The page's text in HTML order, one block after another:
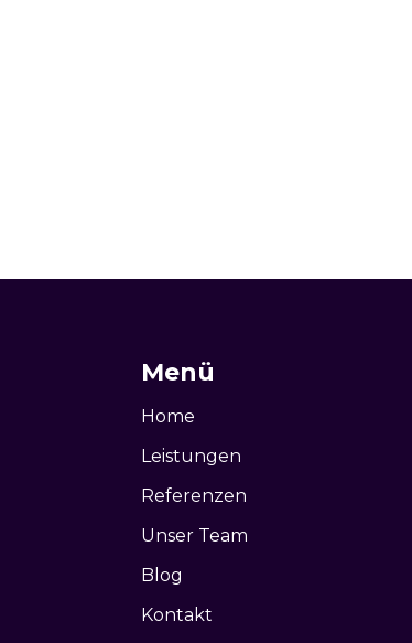
Menü
Home
Leistungen
Referenzen
Unser Team
Blog
Kontakt